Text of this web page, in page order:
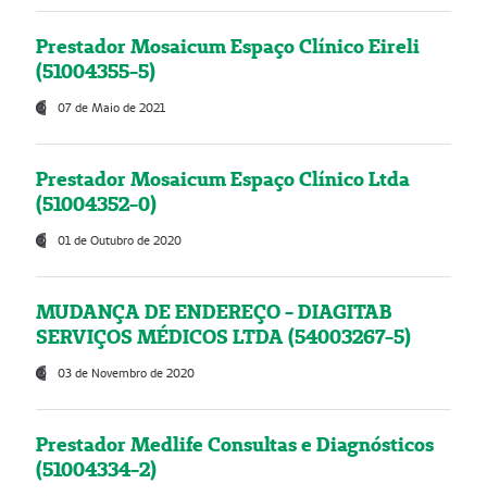
Prestador Mosaicum Espaço Clínico Eireli
(51004355-5)
07 de Maio de 2021
Prestador Mosaicum Espaço Clínico Ltda
(51004352-0)
01 de Outubro de 2020
MUDANÇA DE ENDEREÇO - DIAGITAB
SERVIÇOS MÉDICOS LTDA (54003267-5)
03 de Novembro de 2020
Prestador Medlife Consultas e Diagnósticos
(51004334-2)